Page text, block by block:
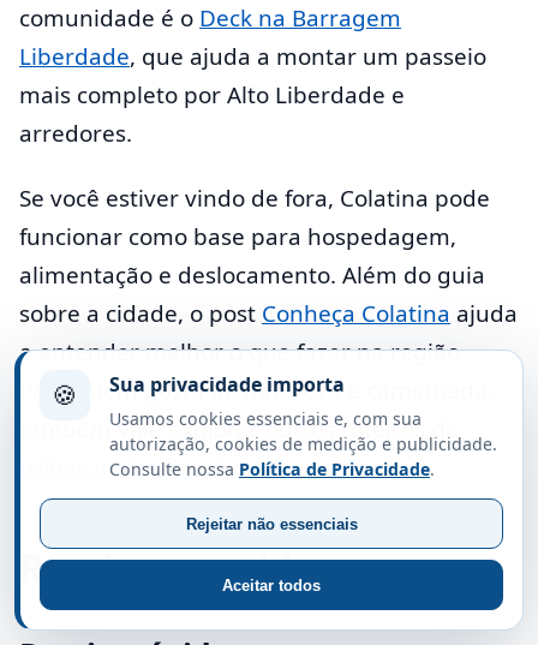
comunidade é o Deck na Barragem
Liberdade, que ajuda a montar um passeio
mais completo por Alto Liberdade e
arredores.
Se você estiver vindo de fora, Colatina pode
funcionar como base para hospedagem,
alimentação e deslocamento. Além do guia
sobre a cidade, o post Conheça Colatina ajuda
a entender melhor o que fazer na região.
Para quem gosta de natureza e caminhada,
também vale explorar outros roteiros de
trilhas no Espírito Santo.
Roteiro sugerido
🍪 Sua privacidade importa
Usamos cookies essenciais e, com sua
autorização, cookies de medição e publicidade.
Consulte nossa Política de Privacidade.
Aceitar todos
Rejeitar não essenciais